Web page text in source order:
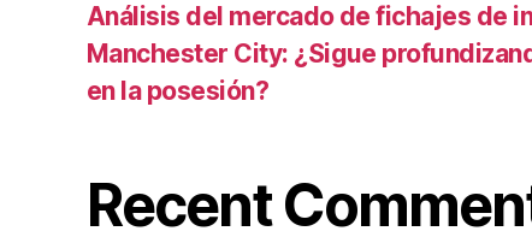
Análisis del mercado de fichajes de
Manchester City: ¿Sigue
en la posesión?
Recent